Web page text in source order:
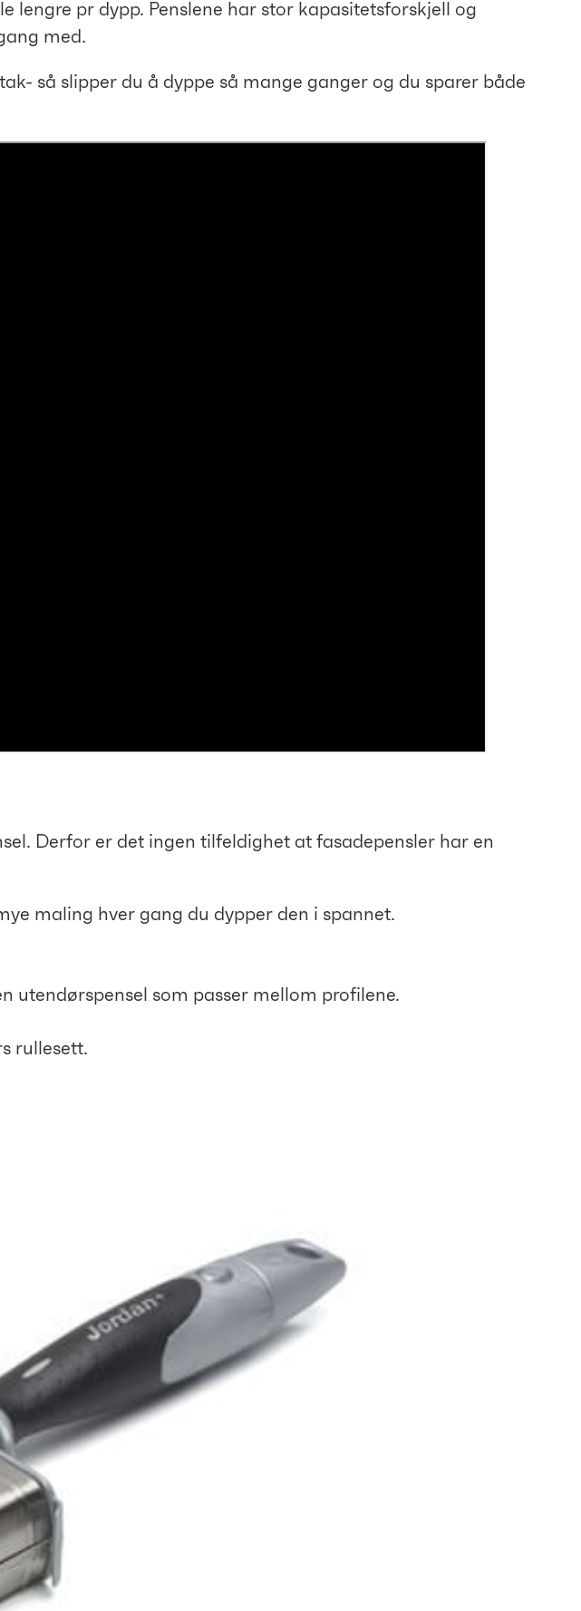
lengre pr dypp. Penslene har stor kapasitetsforskjell og
med.
så slipper du å dyppe så mange ganger og du sparer både
Derfor er det ingen tilfeldighet at fasadepensler har en
maling hver gang du dypper den i spannet.
utendørspensel som passer mellom profilene.
rullesett.